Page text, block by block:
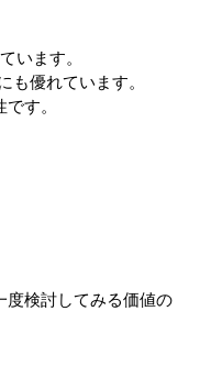
います。
も優れています。
す。
度検討してみる価値の